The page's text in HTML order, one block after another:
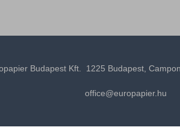
Budapest Kft. 1225 Budapest,
office@europapier.hu